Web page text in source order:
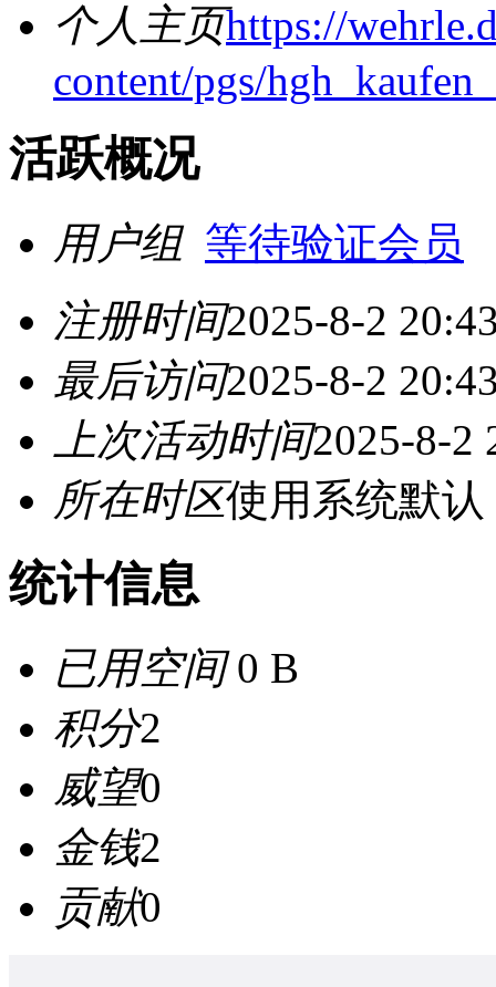
个人主页https://
content/pgs/
活跃概况
用户组 等待验证会员
注册时间2025-8-2
最后访问2025-8-2
上次活动时间2025-8-2
所在时区使用系统默认
统计信息
已用空间0 B
积分2
威望0
金钱2
贡献0